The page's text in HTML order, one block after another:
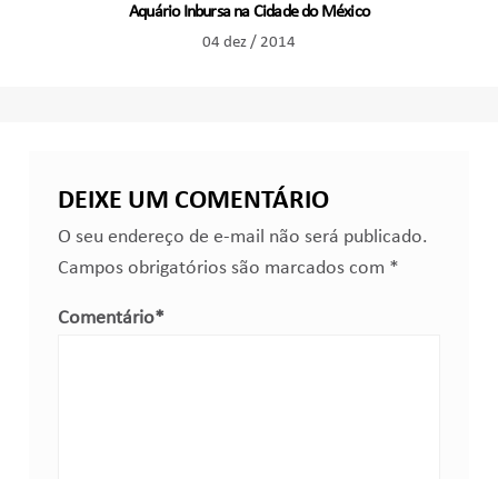
Aquário Inbursa na Cidade do México
04 dez / 2014
DEIXE UM COMENTÁRIO
O seu endereço de e-mail não será publicado.
Campos obrigatórios são marcados com *
Comentário*